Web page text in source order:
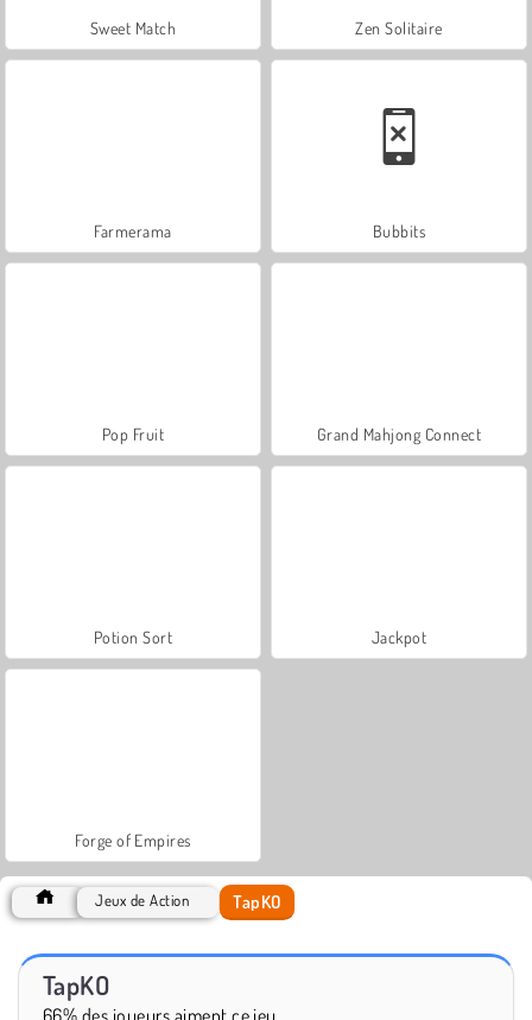
Sweet Match Zen Solitaire
Farmerama Bubbits
Pop Fruit Grand Mahjong Connect
Potion Sort Jackpot
Forge of Empires
Jeux de Action TapKO
TapKO
66% des joueurs aiment ce jeu